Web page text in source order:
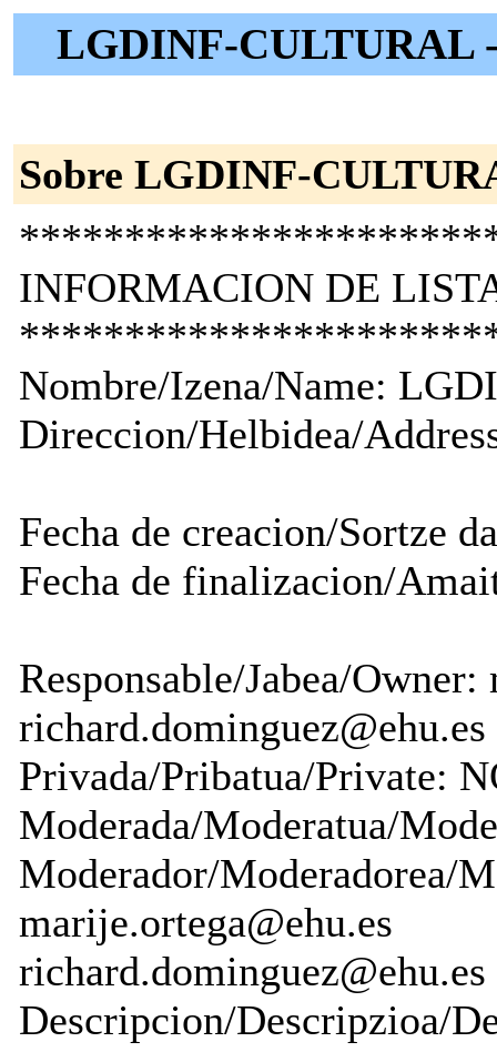
LGDINF-CULTURAL
Sobre LGDINF-
INFORMACION DE
Nombre/Izena/Name:
Direccion/Helbidea/
Fecha de creacion/Sortze
Fecha de finalizacion/
Responsable/Jabea/
richard.dominguez@ehu.es
Privada/Pribatua/Private:
Moderada/Moderatua/
Moderador/Moderadorea/
marije.ortega@ehu.es
richard.dominguez@ehu.es
Descripcion/Descripzioa/